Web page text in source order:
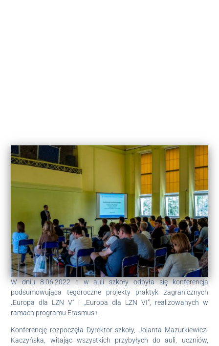
W dniu 8.06.2022 r. w auli szkoły odbyła się konferencja
podsumowująca tegoroczne projekty praktyk zagranicznych
„Europa dla LZN V” i „Europa dla LZN VI”, realizowanych w
ramach programu Erasmus+.
Konferencję rozpoczęła Dyrektor szkoły, Jolanta Mazurkiewicz-
Kaczyńska, witając wszystkich przybyłych do auli, uczniów,